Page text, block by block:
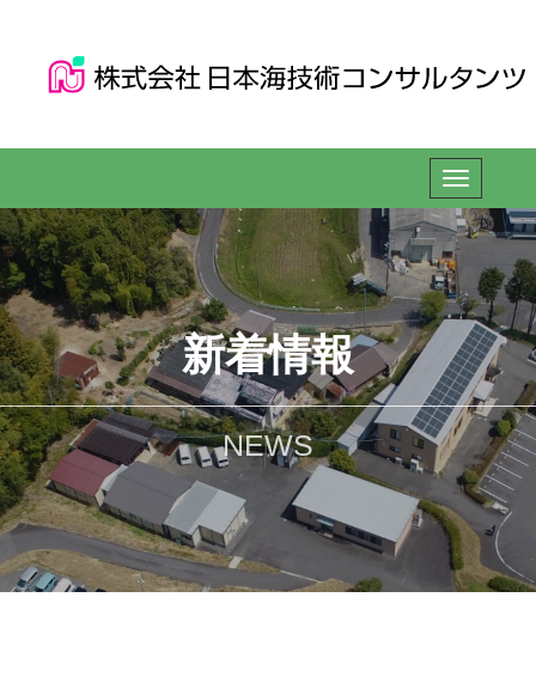
新着情報
NEWS